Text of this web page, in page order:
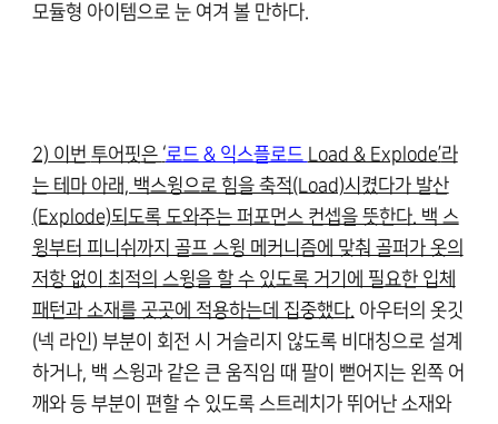
모듈형 아이템으로 눈 여겨 볼 만하다.
2) 이번 투어핏은 ‘로드 & 익스플로드 Load & Explode’라
는 테마 아래, 백스윙으로 힘을 축적(Load)시켰다가 발산
(Explode)되도록 도와주는 퍼포먼스 컨셉을 뜻한다. 백 스
윙부터 피니쉬까지 골프 스윙 메커니즘에 맞춰 골퍼가 옷의
저항 없이 최적의 스윙을 할 수 있도록 거기에 필요한 입체
패턴과 소재를 곳곳에 적용하는데 집중했다. 아우터의 옷깃
(넥 라인) 부분이 회전 시 거슬리지 않도록 비대칭으로 설계
하거나, 백 스윙과 같은 큰 움직임 때 팔이 뻗어지는 왼쪽 어
깨와 등 부분이 편할 수 있도록 스트레치가 뛰어난 소재와